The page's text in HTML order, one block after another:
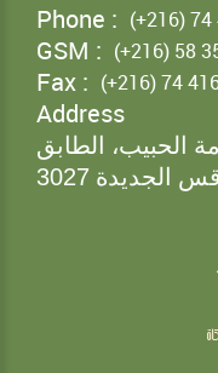
Phone : (+216)
GSM : (+216) 58
Fax : (+216) 74
Address
الحبيب، الطابق
الجديدة 3027